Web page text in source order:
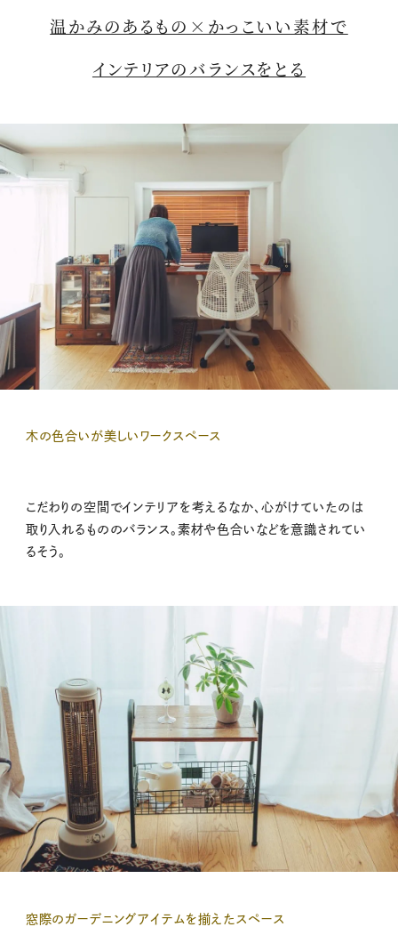
温かみのあるもの×かっこいい素材で
インテリアのバランスをとる
木の色合いが美しいワークスペース
こだわりの空間でインテリアを考えるなか、心がけていたのは
取り入れるもののバランス。素材や色合いなどを意識されてい
るそう。
窓際のガーデニングアイテムを揃えたスペース